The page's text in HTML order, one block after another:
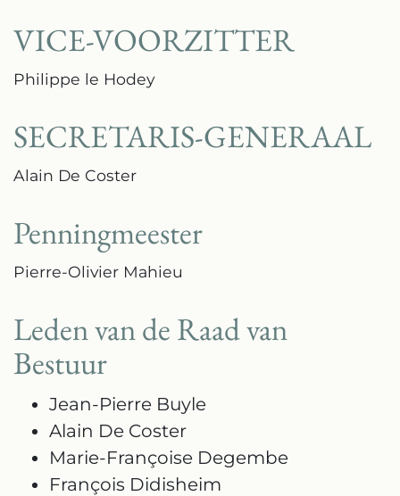
VICE-VOORZITTER
Philippe le Hodey
SECRETARIS-GENERAAL
Alain De Coster
Penningmeester
Pierre-Olivier Mahieu
Leden van de Raad van
Bestuur
Jean-Pierre Buyle
Alain De Coster
Marie-Françoise Degembe
François Didisheim